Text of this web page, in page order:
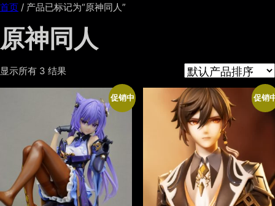
首页 / 产品已标记为“原神同人”
原神同人
显示所有 3 结果
促销中 促销